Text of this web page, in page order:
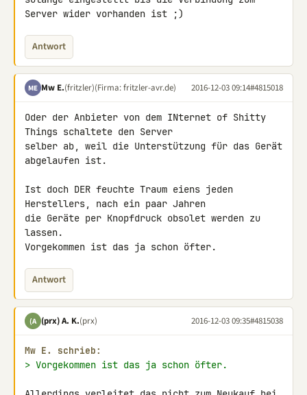
Server wider vorhanden ist ;)
Antwort
ME Mw E.(fritzler)(Firma: fritzler-avr.de) 2016-12-03 09:14#4815018
Oder der Anbieter von dem INternet of Shitty
Things schaltete den Server
selber ab, weil die Unterstützung für das Gerät
abgelaufen ist.
Ist doch DER feuchte Traum eiens jeden
Herstellers, nach ein paar Jahren
die Geräte per Knopfdruck obsolet werden zu
lassen.
Vorgekommen ist das ja schon öfter.
Antwort
(A (prx) A. K.(prx) 2016-12-03 09:35#4815038
Mw E. schrieb:
> Vorgekommen ist das ja schon öfter.